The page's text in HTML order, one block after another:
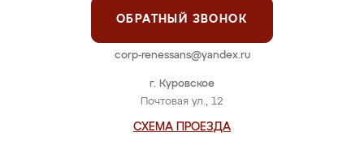
г. Куровское
Почтовая ул., 12
СХЕМА ПРОЕЗДА
ОБРАТНЫЙ ЗВОНОК
corp-renessans@yandex.ru